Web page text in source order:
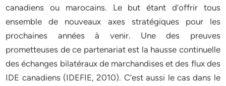
canadiens ou marocains. Le but étant d’offrir tous
ensemble de nouveaux axes stratégiques pour les
prochaines années à venir. Une des preuves
prometteuses de ce partenariat est la hausse continuelle
des échanges bilatéraux de marchandises et des flux des
IDE canadiens (IDEFIE, 2010). C’est aussi le cas dans le